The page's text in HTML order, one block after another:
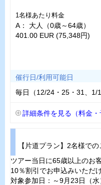
1名様あたり料金
A： 大人（0歳～64歳）
401.00 EUR (75,348円)
催行日/利用可能日
毎日（12/24・25・31、1/1
詳細条件を見る（料金・
【片道プラン】2名様で
ツアー当日に65歳以上のお
10％割引でお申込みいただ
対象参加日：～9月23日（